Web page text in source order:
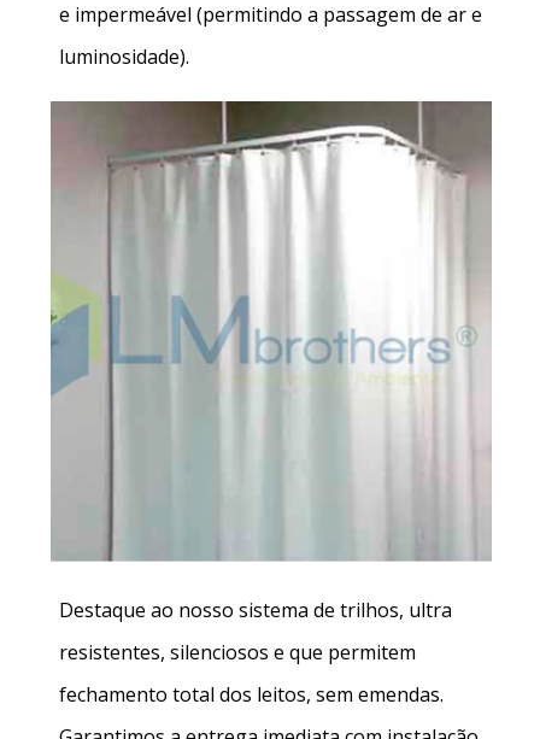
e impermeável (permitindo a passagem de ar e
luminosidade).
Destaque ao nosso sistema de trilhos, ultra
resistentes, silenciosos e que permitem
fechamento total dos leitos, sem emendas.